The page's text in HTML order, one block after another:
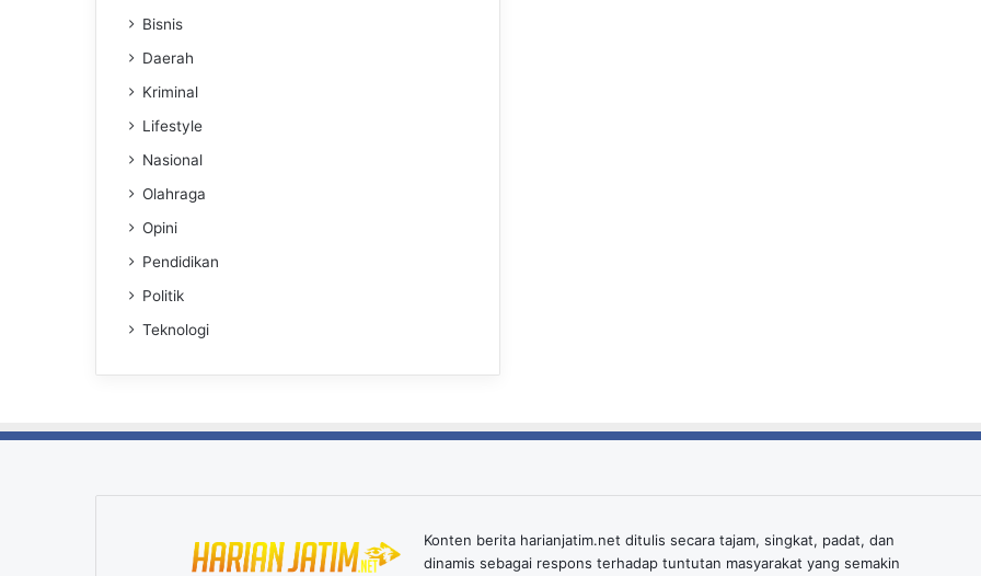
Bisnis
Daerah
Kriminal
Lifestyle
Nasional
Olahraga
Opini
Pendidikan
Politik
Teknologi
Konten berita harianjatim.net ditulis secara tajam, singkat, padat, dan
dinamis sebagai respons terhadap tuntutan masyarakat yang semakin